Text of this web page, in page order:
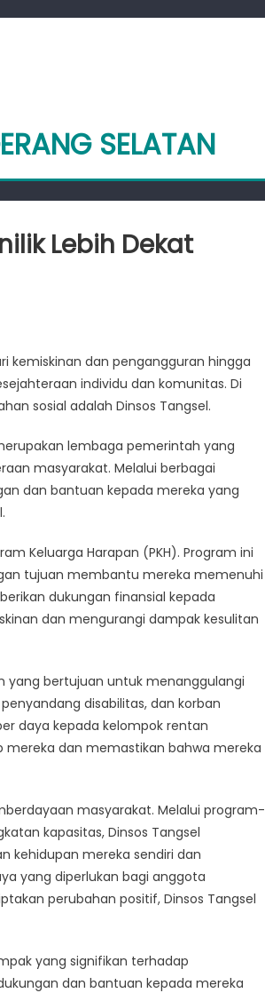
SELATAN
Lebih Dekat
kemiskinan dan pengangguran hingga
individu dan komunitas. Di
sosial adalah Dinsos Tangsel.
lembaga pemerintah yang
masyarakat. Melalui berbagai
dan bantuan kepada mereka yang
Keluarga Harapan (PKH). Program ini
tujuan membantu mereka memenuhi
dukungan finansial kepada
dan mengurangi dampak kesulitan
yang bertujuan untuk menanggulangi
disabilitas, dan korban
daya kepada kelompok rentan
dan memastikan bahwa mereka
masyarakat. Melalui program-
kapasitas, Dinsos Tangsel
kehidupan mereka sendiri dan
yang diperlukan bagi anggota
perubahan positif, Dinsos Tangsel
yang signifikan terhadap
dan bantuan kepada mereka